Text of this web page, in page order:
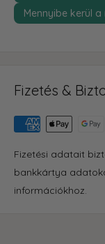
Mennyibe kerül
Fizetés &
Fizetési adatait
bankkártya
információkhoz.